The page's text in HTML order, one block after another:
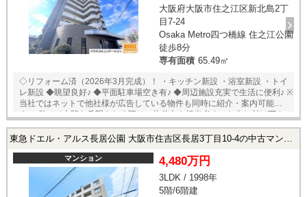
大阪府大阪市住之江区新北島2丁
目7-24
Osaka Metro四つ橋線 住之江公園
徒歩8分
専有面積 65.49㎡
◇リフォーム済（2026年3月完成）！ ・キッチン新設 ・浴室新設 ・トイ
レ新設 ◆眺望良好♪ ◆平面駐車場空き有♪ ◆周辺施設充実で生活に便利♪ ※
当社ではネットで他社様が広告している物件も同時に紹介・案内可能で
す。 併せて内覧を希望される際は、物件名を担当者までお申し付け下さ
東急ドエル・アルス長居公園 大阪市住吉区長居3丁目10-4の中古マンション
マンション 4,480万円
3LDK / 1998年
5階/6階建